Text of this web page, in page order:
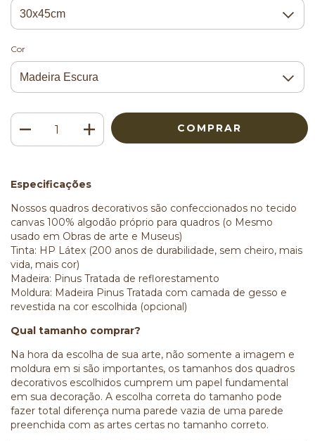
Cor
Especificações
Nossos quadros decorativos são confeccionados no tecido
canvas 100% algodão próprio para quadros (o Mesmo
usado em Obras de arte e Museus)
Tinta: HP Látex (200 anos de durabilidade, sem cheiro, mais
vida, mais cor)
Madeira: Pinus Tratada de reflorestamento
Moldura: Madeira Pinus Tratada com camada de gesso e
revestida na cor escolhida (opcional)
Qual tamanho comprar?
Na hora da escolha de sua arte, não somente a imagem e
moldura em si são importantes, os tamanhos dos quadros
decorativos escolhidos cumprem um papel fundamental
em sua decoração. A escolha correta do tamanho pode
fazer total diferença numa parede vazia de uma parede
preenchida com as artes certas no tamanho correto.